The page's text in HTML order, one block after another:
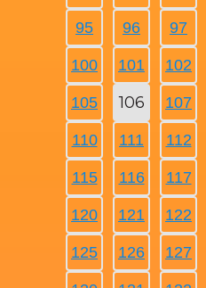
95 96 97
100 101 102
105 106 107
110 111 112
115 116 117
120 121 122
125 126 127